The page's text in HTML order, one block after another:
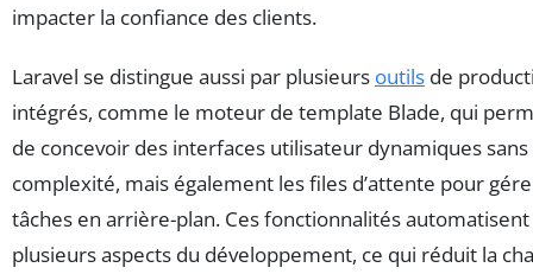
impacter la confiance des clients.
Laravel se distingue aussi par plusieurs outils de
intégrés, comme le moteur de template Blade, qui
de concevoir des interfaces utilisateur dynamiques sans
complexité, mais également les files d’attente pour
tâches en arrière-plan. Ces fonctionnalités automatisent
plusieurs aspects du développement, ce qui réduit la